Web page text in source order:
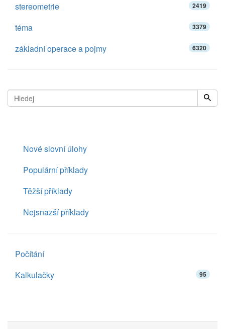
stereometrie 2419
téma 3379
základní operace a pojmy 6320
Nové slovní úlohy
Populární příklady
Těžší příklady
Nejsnazší příklady
Počítání
Kalkulačky
95